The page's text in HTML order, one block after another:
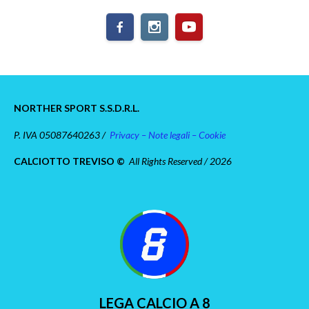
NORTHER SPORT S.S.D.R.L.
P. IVA 05087640263 / Privacy – Note legali – Cookie
CALCIOTTO TREVISO © All Rights Reserved / 2026
LEGA CALCIO A 8